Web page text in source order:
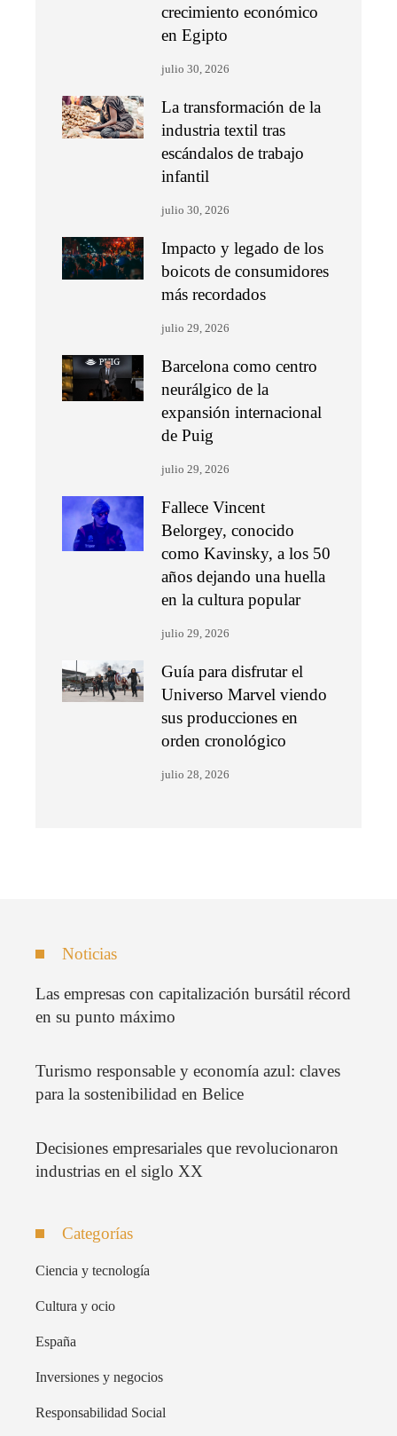
crecimiento económico
en Egipto
julio 30, 2026
La transformación de la
industria textil tras
escándalos de trabajo
infantil
julio 30, 2026
Impacto y legado de los
boicots de consumidores
más recordados
julio 29, 2026
Barcelona como centro
neurálgico de la
expansión internacional
de Puig
julio 29, 2026
Fallece Vincent
Belorgey, conocido
como Kavinsky, a los 50
años dejando una huella
en la cultura popular
julio 29, 2026
Guía para disfrutar el
Universo Marvel viendo
sus producciones en
orden cronológico
julio 28, 2026
Noticias
Las empresas con capitalización bursátil récord
en su punto máximo
Turismo responsable y economía azul: claves
para la sostenibilidad en Belice
Decisiones empresariales que revolucionaron
industrias en el siglo XX
Categorías
Ciencia y tecnología
Cultura y ocio
España
Inversiones y negocios
Responsabilidad Social